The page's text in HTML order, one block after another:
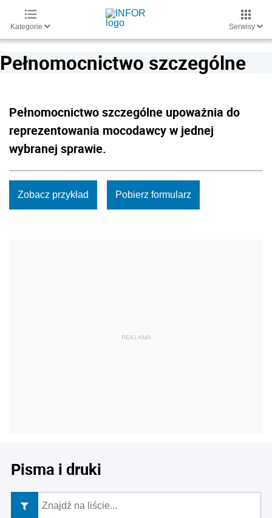
Kategorie Serwisy
Pełnomocnictwo szczególne
Pełnomocnictwo szczególne upoważnia do
reprezentowania mocodawcy w jednej
wybranej sprawie.
Zobacz przykład Pobierz formularz
Pisma i druki